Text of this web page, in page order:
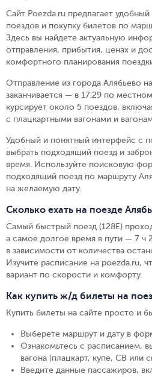
Сайт Poezda.ru предлагает
поездов и покупку билетов по
Здесь вы найдете актуальную
отправления, прибытия, ценах и
комфортного планирования
Отправление из города Алябьево
заканчивается — в 17:29 по
курсирует около 5 поездов,
с плацкартными вагонами и
Удобный и понятный интерфейс с
выбрать подходящий поезд и
время. Используйте поисковую
подходящий поезд по маршруту
на желаемую дату.
Сколько ехать на поезде
Самый быстрый поезд (128Е)
а самое долгое время в пути — 7 ч
в зависимости от количества
Изучите расписание на poezda.ru,
вариант по скорости и комфорту.
Как купить ж/д билеты на
Купить билеты на сайте просто и
Выберете маршрут и дату в
Ознакомьтесь с расписанием,
вагона (плацкарт, купе, СВ или
Введите данные пассажиров,